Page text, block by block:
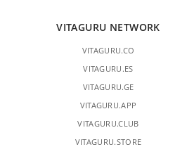
VITAGURU NETWORK
VITAGURU.CO
VITAGURU.ES
VITAGURU.GE
VITAGURU.APP
VITAGURU.CLUB
VITAGURU.STORE